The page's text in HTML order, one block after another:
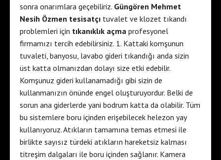
sonra onarımlara geçebiliriz. Güngören Mehmet
Nesih Özmen tesisatçı tuvalet ve klozet tıkandı
problemleri için tıkanıklık açma profesyonel
firmamızı tercih edebilirsiniz. 1. Kattaki komşunun
tuvaleti, banyosu, lavabo gideri tıkandığı anda sizin
üst katta olmanızdan dolayı size etki edebilir.
Komşunuz gideri kullanamadığı gibi sizin de
kullanmanızın önünde engel oluşturuyordur. Belki de
sorun ana giderlerde yani bodrum katta da olabilir. Tüm
bu sistemlere boru içinden erişebilecek helezon yay
kullanıyoruz. Atıkların tamamına temas etmesi ile
birlikte sayısız türdeki atıkların hareketsiz kalması
titreşim dalgaları ile boru içinden sağlanır. Kamera